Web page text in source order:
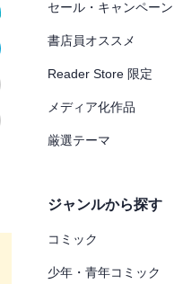
セール・キャンペーン
書店員オススメ
Reader Store 限定
メディア化作品
厳選テーマ
ジャンルから探す
コミック
少年・青年コミック